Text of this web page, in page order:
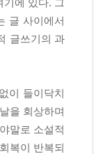
기에 있다. 그
글 사이에서
글쓰기의 과
이 들이닥치
을 회상하며
말로 소설적
복이 반복되